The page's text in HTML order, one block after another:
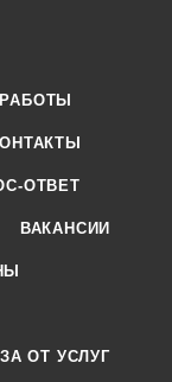
ОТВЕТ
ВАКАНСИИ
ОТ УСЛУГ